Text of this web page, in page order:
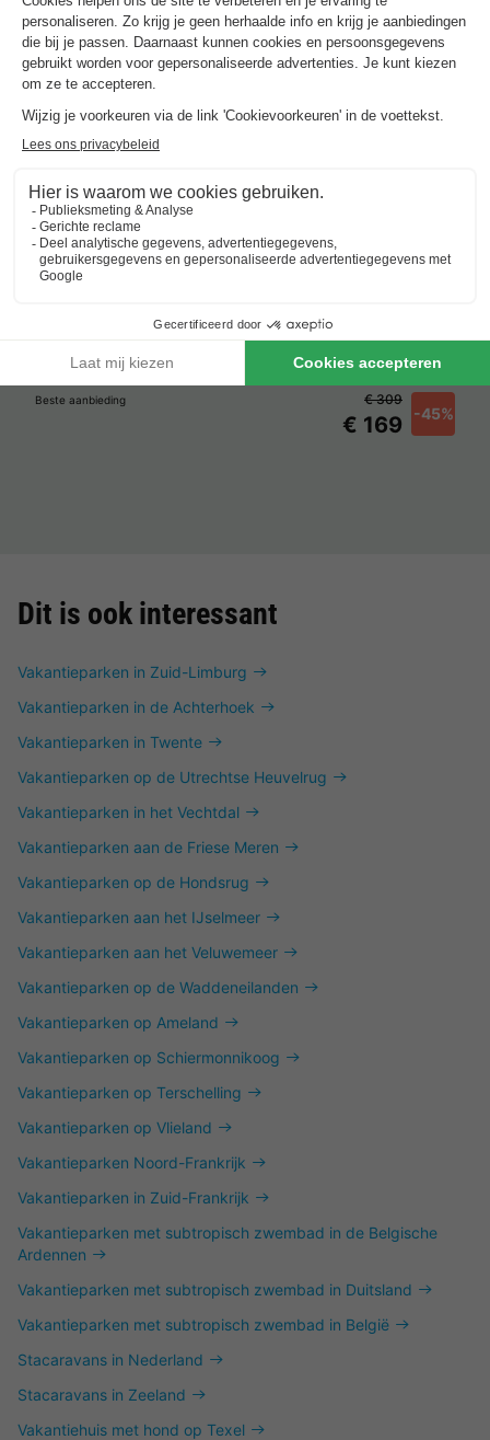
Beste aanbieding
€ 169 -45%
€ 309
Verblijven met zwembad rond
Ebeltoft.
Beste aanbiedingvoor 3 overnachtingen
Landal Beach Park Ebeltoft
Denemarken -Jutland-central Ebeltoft
Beste aanbieding
€ 169 -45%
€ 309
Dit is ook interessant
Vakantieparken in Zuid-Limburg
Vakantieparken in de Achterhoek
Vakantieparken in Twente
Vakantieparken op de Utrechtse Heuvelrug
Vakantieparken in het Vechtdal
Vakantieparken aan de Friese Meren
Vakantieparken op de Hondsrug
Vakantieparken aan het IJselmeer
Vakantieparken aan het Veluwemeer
Vakantieparken op de Waddeneilanden
Vakantieparken op Ameland
Vakantieparken op Schiermonnikoog
Vakantieparken op Terschelling
Vakantieparken op Vlieland
Vakantieparken Noord-Frankrijk
Vakantieparken in Zuid-Frankrijk
Vakantieparken met subtropisch zwembad in de Belgische
Ardennen
Vakantieparken met subtropisch zwembad in Duitsland
Vakantieparken met subtropisch zwembad in België
Stacaravans in Nederland
Stacaravans in Zeeland
Vakantiehuis met hond op Texel